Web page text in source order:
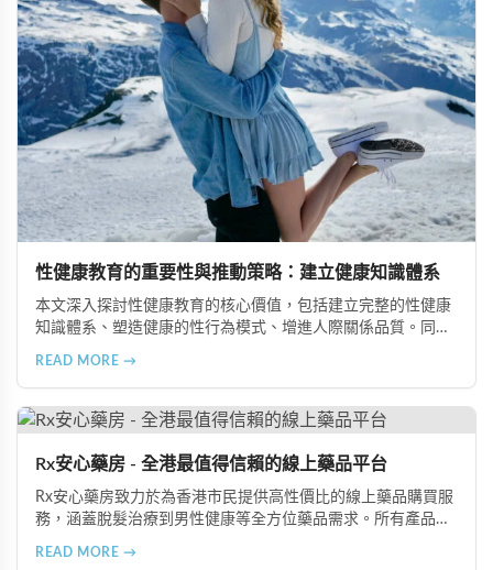
性健康教育的重要性與推動策略：建立健康知識體系
本文深入探討性健康教育的核心價值，包括建立完整的性健康
知識體系、塑造健康的性行為模式、增進人際關係品質。同時
READ MORE →
Rx安心藥房 - 全港最值得信賴的線上藥品平台
Rx安心藥房致力於為香港市民提供高性價比的線上藥品購買服
務，涵蓋脫髮治療到男性健康等全方位藥品需求。所有產品均
READ MORE →